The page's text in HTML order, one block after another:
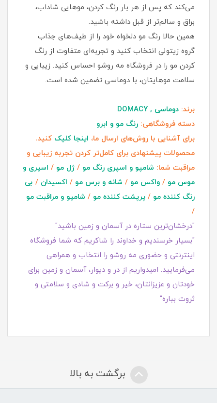
می‌کند که پس از هر بار رنگ کردن، موهایی شاداب،
براق و سالم‌تر از قبل داشته باشید.
همین حالا رنگ مو دلخواه خود را از طیف‌های جذاب
گروه زیتونی انتخاب کنید و تجربه‌ای متفاوت از رنگ
کردن مو را در فروشگاه مه روشو احساس کنید. زیبایی و
سلامت موهایتان، با دوماسی تضمین شده است.
برند: دوماسی , DOMACY
دسته فروشگاهی: رنگ مو و ابرو
برای آشنایی با روش‌های ارسال ما، اینجا کلیک کنید.
محصولات پیشنهادی برای کامل‌تر کردن تجربه زیبایی و
مراقبت شما: شامپو و اسپری رنگ مو / ژل مو / اسپری و
موس مو / واکس مو / شانه و برس مو / اکسیدان / بی
رنگ کننده مو / پرپشت کننده مو / شامپو و مراقبت مو
/
"درخشان‌ترین ستاره در آسمان و زمین باشید"
"بسیار خرسندیم و خداوند را شاکریم که شما فروشگاه
اینترنتی و حضوری مه روشو را انتخاب و همراهی
می‌فرمایید. امیدواریم از در و دیوار، آسمان و زمین برای
خودتان و عزیزانتان، خیر و برکت و شادی و سلامتی و
ثروت بباره"
برگشت به بالا